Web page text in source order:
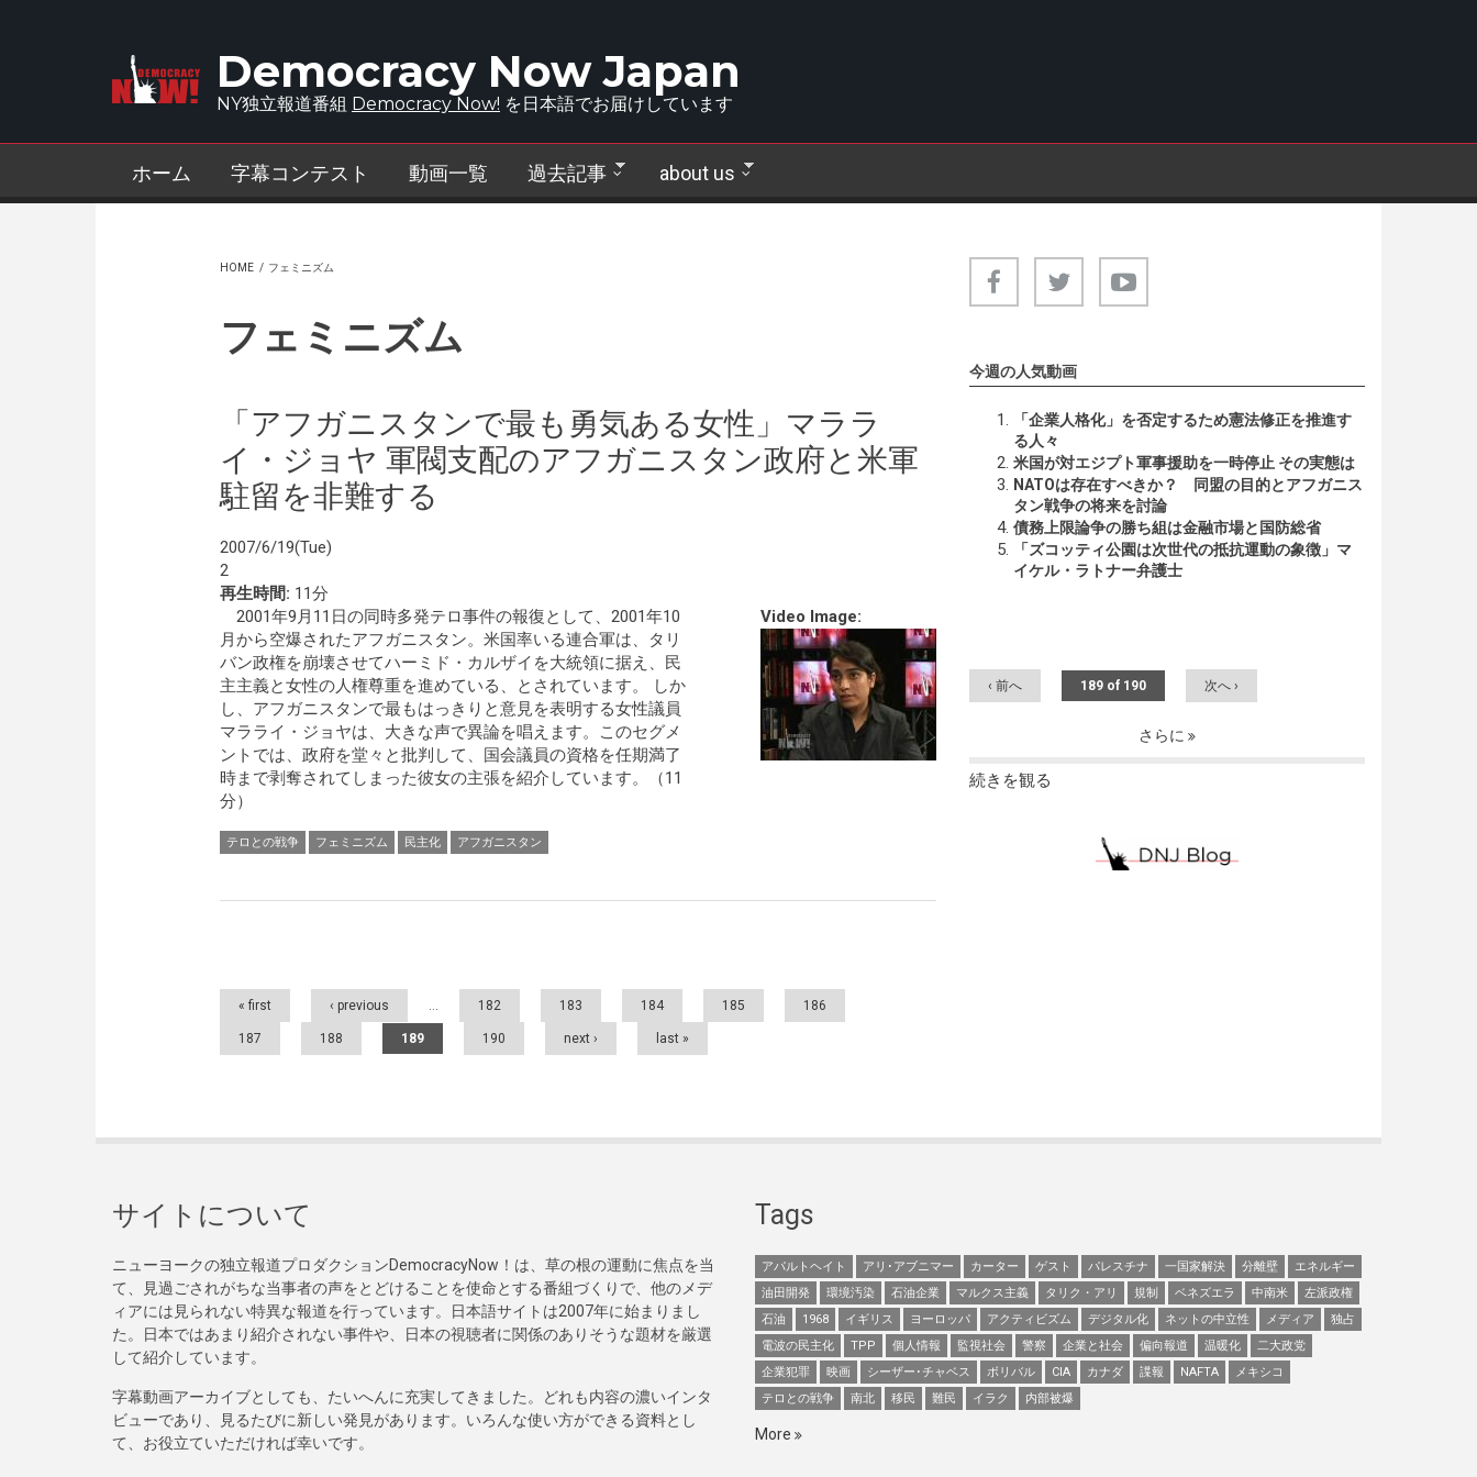
Democracy Now Japan
NY独立報道番組 Democracy Now! を日本語でお届けしています
ホーム 字幕コンテスト 動画一覧 過去記事 about us
HOME / フェミニズム
フェミニズム
「アフガニスタンで最も勇気ある女性」マララ
イ・ジョヤ 軍閥支配のアフガニスタン政府と米軍
駐留を非難する
2007/6/19(Tue)
2
再生時間: 11分
Video Image:
2001年9月11日の同時多発テロ事件の報復として、2001年10
月から空爆されたアフガニスタン。米国率いる連合軍は、タリ
バン政権を崩壊させてハーミド・カルザイを大統領に据え、民
主主義と女性の人権尊重を進めている、とされています。 しか
し、アフガニスタンで最もはっきりと意見を表明する女性議員
マラライ・ジョヤは、大きな声で異論を唱えます。このセグメ
ントでは、政府を堂々と批判して、国会議員の資格を任期満了
時まで剥奪されてしまった彼女の主張を紹介しています。（11
分）
テロとの戦争 フェミニズム 民主化 アフガニスタン
Pages
« first ‹ previous … 182 183 184 185 186
187 188 189 190 next › last »
今週の人気動画
「企業人格化」を否定するため憲法修正を推進す
る人々
米国が対エジプト軍事援助を一時停止 その実態は
NATOは存在すべきか？ 同盟の目的とアフガニス
タン戦争の将来を討論
債務上限論争の勝ち組は金融市場と国防総省
「ズコッティ公園は次世代の抵抗運動の象徴」マ
イケル・ラトナー弁護士
‹ 前へ 189 of 190 次へ ›
さらに
続きを観る
サイトについて
ニューヨークの独立報道プロダクションDemocracyNow！は、草の根の運動に焦点を当
て、見過ごされがちな当事者の声をとどけることを使命とする番組づくりで、他のメデ
ィアには見られない特異な報道を行っています。日本語サイトは2007年に始まりまし
た。日本ではあまり紹介されない事件や、日本の視聴者に関係のありそうな題材を厳選
して紹介しています。
字幕動画アーカイブとしても、たいへんに充実してきました。どれも内容の濃いインタ
ビューであり、見るたびに新しい発見があります。いろんな使い方ができる資料とし
て、お役立ていただければ幸いです。
Tags
アパルトヘイト アリ･アブニマー カーター ゲスト パレスチナ 一国家解決 分離壁
エネルギー
油田開発
環境汚染 石油企業 マルクス主義 タリク・アリ 規制 ベネズエラ 中南米
左派政権
石油
1968 イギリス ヨーロッパ アクティビズム デジタル化 ネットの中立性 メディア
独占
電波の民主化
TPP 個人情報 監視社会 警察 企業と社会 偏向報道 温暖化
二大政党
企業犯罪
映画 シーザー･チャベス ボリバル CIA カナダ 諜報 NAFTA
メキシコ
テロとの戦争
南北 移民 難民 イラク 内部被爆
More